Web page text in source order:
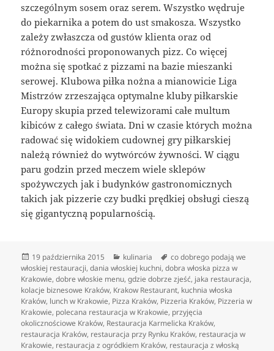
szczególnym sosem oraz serem. Wszystko wędruje
do piekarnika a potem do ust smakosza. Wszystko
zależy zwłaszcza od gustów klienta oraz od
różnorodności proponowanych pizz. Co więcej
można się spotkać z pizzami na bazie mieszanki
serowej. Klubowa piłka nożna a mianowicie Liga
Mistrzów zrzeszająca optymalne kluby piłkarskie
Europy skupia przed telewizorami całe multum
kibiców z całego świata. Dni w czasie których można
radować się widokiem cudownej gry piłkarskiej
należą również do wytwórców żywności. W ciągu
paru godzin przed meczem wiele sklepów
spożywczych jak i budynków gastronomicznych
takich jak pizzerie czy budki prędkiej obsługi cieszą
się gigantyczną popularnością.
Data
publikacji
19 października 2015 Kategorie
kulinaria Tagi
co dobrego podają we
włoskiej restauracji,dania włoskiej kuchni,dobra włoska pizza w
Krakowie,dobre włoskie menu,gdzie dobrze zjeść, jaka restauracja,
kolacje biznesowe Kraków, Krakow Restaurant, kuchnia włoska
Kraków, lunch w Krakowie, Pizza Kraków, Pizzeria Kraków, Pizzeria w
Krakowie, polecana restauracja w Krakowie, przyjęcia
okolicznościowe Kraków, Restauracja Karmelicka Kraków,
restauracja Kraków, restauracja przy Rynku Kraków, restauracja w
Krakowie, restauracja z ogródkiem Kraków, restauracja z włoską